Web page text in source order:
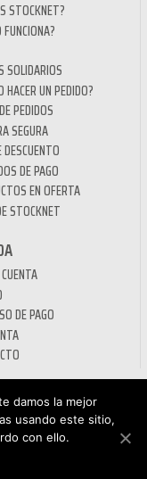
STOCKNET?
SOLIDARIOS
HACER UN PEDIDO?
PEDIDOS
SEGURA
DE PAGO
EN OFERTA
STOCKNET
DE PAGO
ATENCIÓN AL
damos la mejor
usando este sitio,
con ello.